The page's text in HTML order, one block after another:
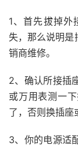
1、首先拔掉外
失，那么说明是
销商维修。
2、确认所接插
或万用表测一
了，否则换插座
3、你的电源适